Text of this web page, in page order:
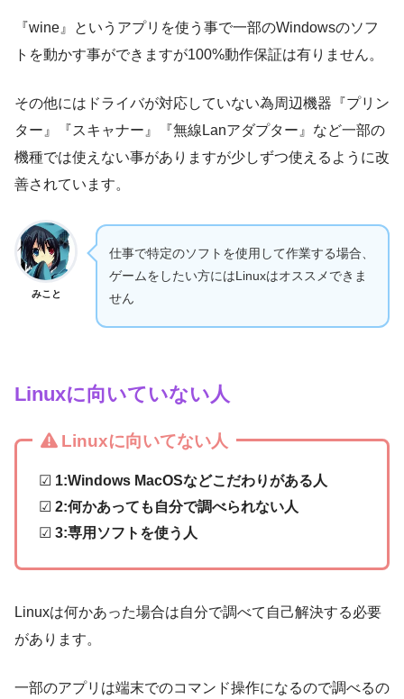
『wine』というアプリを使う事で一部のWindowsのソフ
トを動かす事ができますが100%動作保証は有りません。
その他にはドライバが対応していない為周辺機器『プリン
ター』『スキャナー』『無線Lanアダプター』など一部の
機種では使えない事がありますが少しずつ使えるように改
善されています。
みこと
仕事で特定のソフトを使用して作業する場合、
ゲームをしたい方にはLinuxはオススメできま
せん
Linuxに向いていない人
Linuxに向いてない人
☑ 1:Windows MacOSなどこだわりがある人
☑ 2:何かあっても自分で調べられない人
☑ 3:専用ソフトを使う人
Linuxは何かあった場合は自分で調べて自己解決する必要
があります。
一部のアプリは端末でのコマンド操作になるので調べるの